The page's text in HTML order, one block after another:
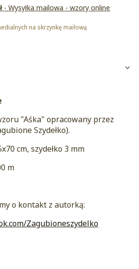
- Wysyłka mailowa - wzory online
na skrzynkę mailową
"Aśka" opracowany przez
Szydełko).
cm, szydełko 3 mm
m
o kontakt z autorką:
Zagubioneszydelko